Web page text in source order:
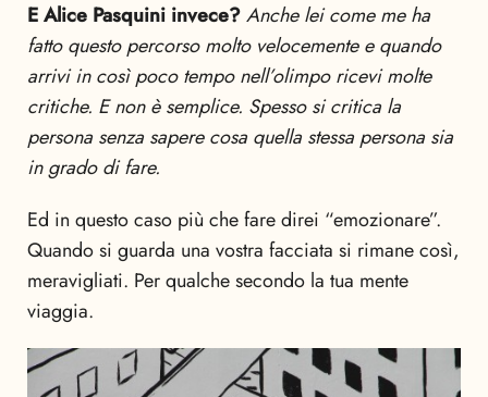
E Alice Pasquini invece?Anche lei come me ha
fatto questo percorso molto velocemente e quando
arrivi in così poco tempo nell’olimpo ricevi molte
critiche. E non è semplice. Spesso si critica la
persona senza sapere cosa quella stessa persona sia
in grado di fare.
Ed in questo caso più che fare direi “emozionare”.
Quando si guarda una vostra facciata si rimane così,
meravigliati. Per qualche secondo la tua mente
viaggia.